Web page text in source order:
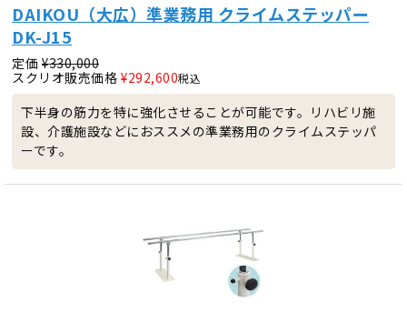
DAIKOU（大広）準業務用 クライムステッパー
DK-J15
定価 ¥330,000
スクリオ販売価格 ¥292,600税込
下半身の筋力を特に強化させることが可能です。リハビリ施
設、介護施設などにおススメの準業務用のクライムステッパ
ーです。